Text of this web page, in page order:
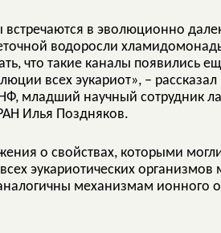
в эволюционно
водоросли
что такие каналы появились
всех эукариот», –
младший научный сотрудник
Илья Поздняков.
о свойствах, которыми
эукариотических организмов
механизмам ионного